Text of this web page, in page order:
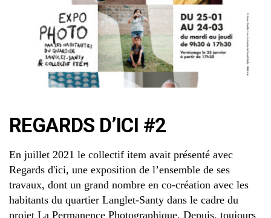
REGARDS D’ICI #2
En juillet 2021 le collectif item avait présenté avec
Regards d'ici, une exposition de l’ensemble de ses
travaux, dont un grand nombre en co-création avec les
habitants du quartier Langlet-Santy dans le cadre du
projet La Permanence Photographique. Depuis, toujours